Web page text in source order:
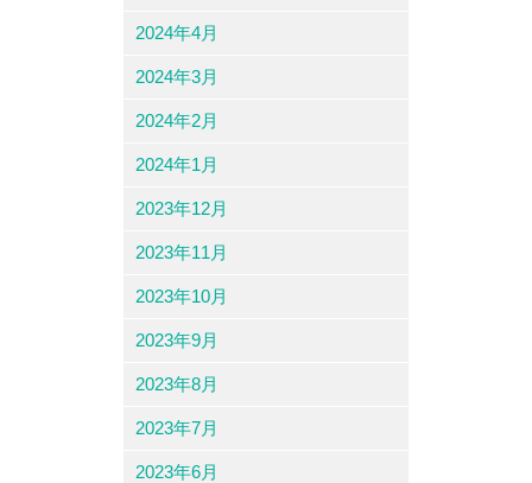
2024年4月
2024年3月
2024年2月
2024年1月
2023年12月
2023年11月
2023年10月
2023年9月
2023年8月
2023年7月
2023年6月